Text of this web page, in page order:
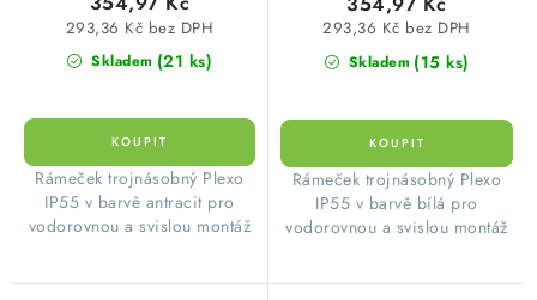
Skladem (21 ks)
293,36 Kč bez DPH
​Rámeček trojnásobný Plexo
IP55 v barvě antracit pro
vodorovnou a svislou montáž
Skladem (15 ks)
293,36 Kč bez DPH
​Rámeček trojnásobný Plexo
IP55 v barvě bílá pro
vodorovnou a svislou montáž